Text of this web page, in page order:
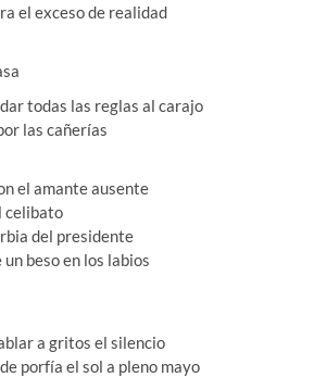
el exceso de realidad
todas las reglas al carajo
las cañerías
el amante ausente
celibato
del presidente
beso en los labios
a gritos el silencio
porfía el sol a pleno mayo